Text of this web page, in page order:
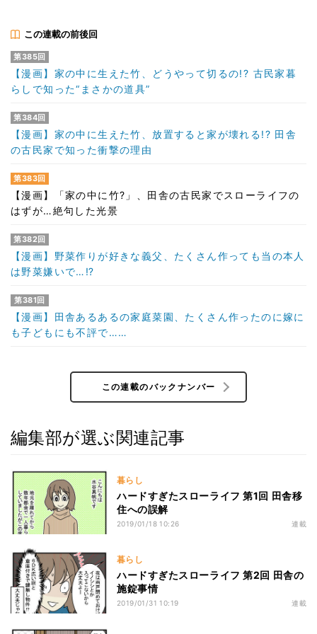
この連載の前後回
第385回
【漫画】家の中に生えた竹、どうやって切るの!? 古民家暮
らしで知った“まさかの道具”
第384回
【漫画】家の中に生えた竹、放置すると家が壊れる!? 田舎
の古民家で知った衝撃の理由
第383回
【漫画】「家の中に竹?」、田舎の古民家でスローライフの
はずが…絶句した光景
第382回
【漫画】野菜作りが好きな義父、たくさん作っても当の本人
は野菜嫌いで…⁉
第381回
【漫画】田舎あるあるの家庭菜園、たくさん作ったのに嫁に
も子どもにも不評で……
この連載のバックナンバー
編集部が選ぶ関連記事
暮らし
ハードすぎたスローライフ 第1回 田舎移
住への誤解
2019/01/18 10:26 連載
暮らし
ハードすぎたスローライフ 第2回 田舎の
施錠事情
2019/01/31 10:19 連載